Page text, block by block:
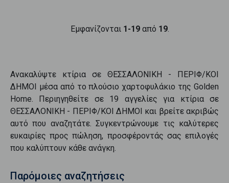
Εμφανίζονται 1-19από 19.
Ανακαλύψτε κτίρια σε ΘΕΣΣΑΛΟΝΙΚΗ - ΠΕΡΙΦ/ΚΟΙ
ΔΗΜΟΙ
μέσα από το πλούσιο χαρτοφυλάκιο της Golden
Home. Περιηγηθείτε σε 19 αγγελίες για κτίριασε
ΘΕΣΣΑΛΟΝΙΚΗ - ΠΕΡΙΦ/ΚΟΙ ΔΗΜΟΙ και βρείτε ακριβώς
αυτό που αναζητάτε. Συγκεντρώνουμε τις καλύτερες
ευκαιρίες προςπώληση, προσφέροντάς σας επιλογές
που καλύπτουν κάθε ανάγκη.
Παρόμοιες αναζητήσεις